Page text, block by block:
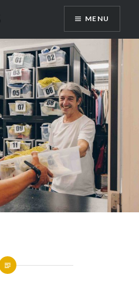
MENU